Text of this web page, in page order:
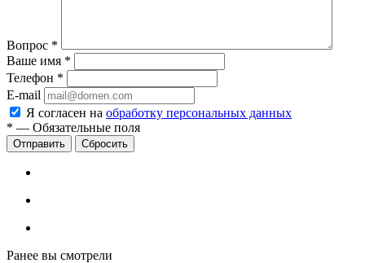
Вопрос *
Ваше имя *
Телефон *
E-mail
Я согласен на обработку персональных данных
* — Обязательные поля
Сбросить
Ранее вы смотрели